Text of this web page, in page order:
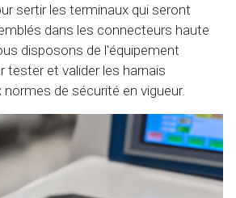
sertir les terminaux qui seront
dans les connecteurs haute
disposons de l'équipement
tester et valider les harnais
de sécurité en vigueur.